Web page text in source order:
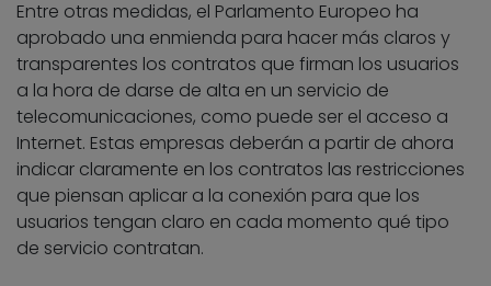
Entre otras medidas, el Parlamento Europeo ha
aprobado una enmienda para hacer más claros y
transparentes los contratos que firman los usuarios
a la hora de darse de alta en un servicio de
telecomunicaciones, como puede ser el acceso a
Internet. Estas empresas deberán a partir de ahora
indicar claramente en los contratos las restricciones
que piensan aplicar a la conexión para que los
usuarios tengan claro en cada momento qué tipo
de servicio contratan.